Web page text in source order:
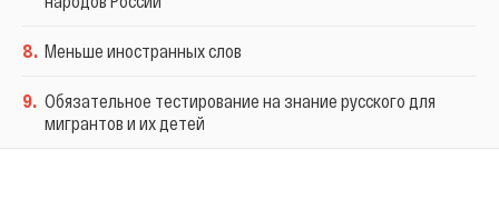
8. Меньше иностранных слов
9. Обязательное тестирование на знание русского для
мигрантов и их детей